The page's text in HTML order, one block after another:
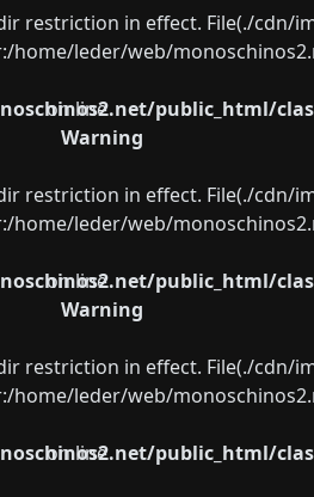
restriction in effect. File(./
home/leder/web/
public_html/
on line
Warning
restriction in effect. File(./
home/leder/web/
public_html/
on line
Warning
restriction in effect. File(./
home/leder/web/
public_html/
on line